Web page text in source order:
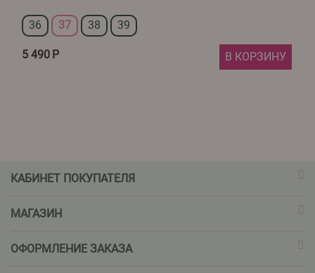
36 37 38 39
5 490 Р В КОРЗИНУ
КАБИНЕТ ПОКУПАТЕЛЯ
МАГАЗИН
ОФОРМЛЕНИЕ ЗАКАЗА